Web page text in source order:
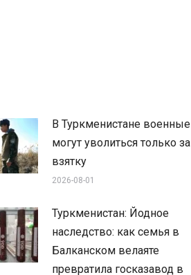
В Туркменистане военные
могут уволиться только за
взятку
2026-08-01
Туркменистан: Йодное
наследство: как семья в
Балканском велаяте
превратила госказавод в